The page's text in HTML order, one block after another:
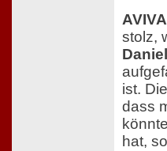
stolz,
ist.
dass
hat,